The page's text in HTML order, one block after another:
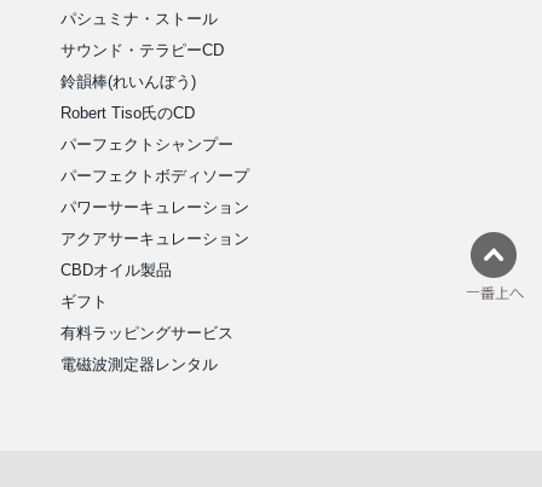
パシュミナ・ストール
サウンド・テラピーCD
鈴韻棒(れいんぼう)
Robert Tiso氏のCD
パーフェクトシャンプー
パーフェクトボディソープ
パワーサーキュレーション
アクアサーキュレーション
CBDオイル製品
ギフト
有料ラッピングサービス
電磁波測定器レンタル